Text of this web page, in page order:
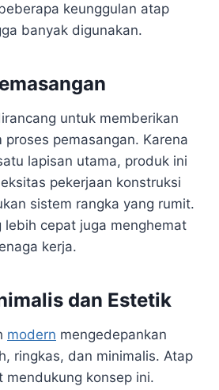
keunggulan atap
banyak digunakan.
untuk memberikan
pemasangan. Karena
lapisan utama, produk ini
pekerjaan konstruksi
sistem rangka yang rumit.
lebih cepat juga menghemat
kerja.
dan Estetik
modern mengedepankan
ringkas, dan minimalis. Atap
mendukung konsep ini.